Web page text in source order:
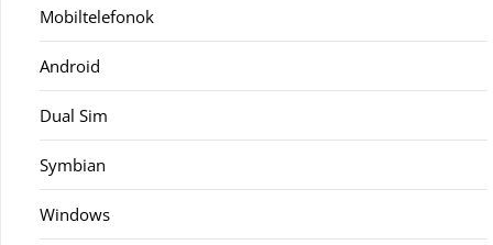
Mobiltelefonok
Android
Dual Sim
Symbian
Windows